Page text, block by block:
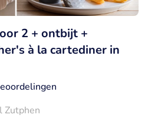
2 + ontbijt +
à la cartediner in
Zutphen